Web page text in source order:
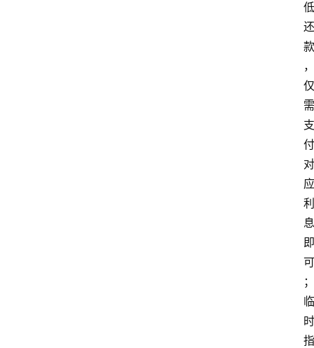
低
还
款
，
仅
需
支
付
对
应
利
息
即
可
；
临
时
指